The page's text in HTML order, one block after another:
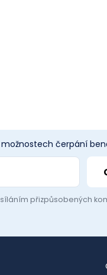
čerpání
přizpůsobených